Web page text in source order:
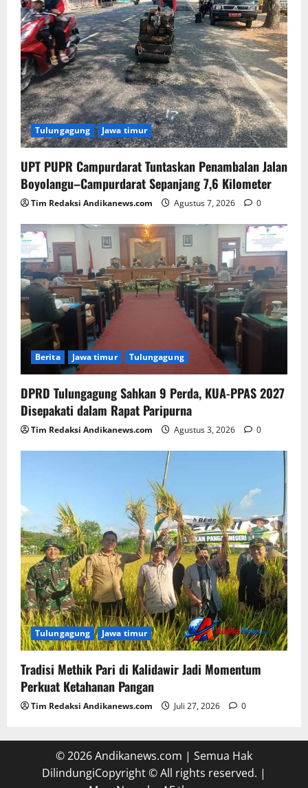
Tulungagung Jawa timur
UPT PUPR Campurdarat Tuntaskan Penambalan Jalan
Boyolangu–Campurdarat Sepanjang 7,6 Kilometer
Tim Redaksi Andikanews.com Agustus 7, 2026 0
Berita Jawa timur Tulungagung
DPRD Tulungagung Sahkan 9 Perda, KUA-PPAS 2027
Disepakati dalam Rapat Paripurna
Tim Redaksi Andikanews.com Agustus 3, 2026 0
Tulungagung Jawa timur
Tradisi Methik Pari di Kalidawir Jadi Momentum
Perkuat Ketahanan Pangan
Tim Redaksi Andikanews.com Juli 27, 2026 0
© 2026 Andikanews.com | Semua Hak
DilindungiCopyright © All rights reserved. |